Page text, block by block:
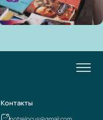
Контакты